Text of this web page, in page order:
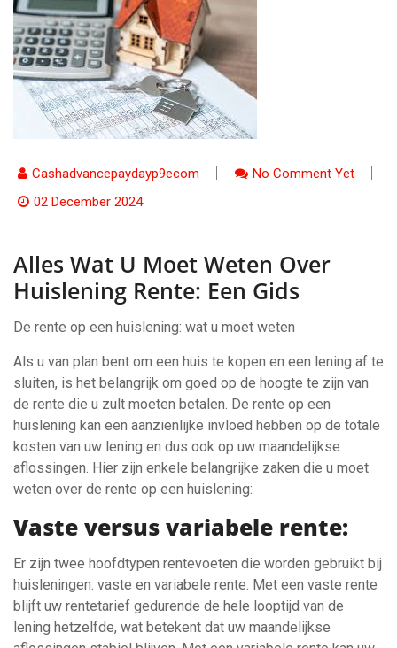
Cashadvancepaydayp9ecom
No Comment Yet
02 December 2024
Alles Wat U Moet Weten Over
Huislening Rente: Een Gids
De rente op een huislening: wat u moet weten
Als u van plan bent om een huis te kopen en een lening af te
sluiten, is het belangrijk om goed op de hoogte te zijn van
de rente die u zult moeten betalen. De rente op een
huislening kan een aanzienlijke invloed hebben op de totale
kosten van uw lening en dus ook op uw maandelijkse
aflossingen. Hier zijn enkele belangrijke zaken die u moet
weten over de rente op een huislening:
Vaste versus variabele rente:
Er zijn twee hoofdtypen rentevoeten die worden gebruikt bij
huisleningen: vaste en variabele rente. Met een vaste rente
blijft uw rentetarief gedurende de hele looptijd van de
lening hetzelfde, wat betekent dat uw maandelijkse